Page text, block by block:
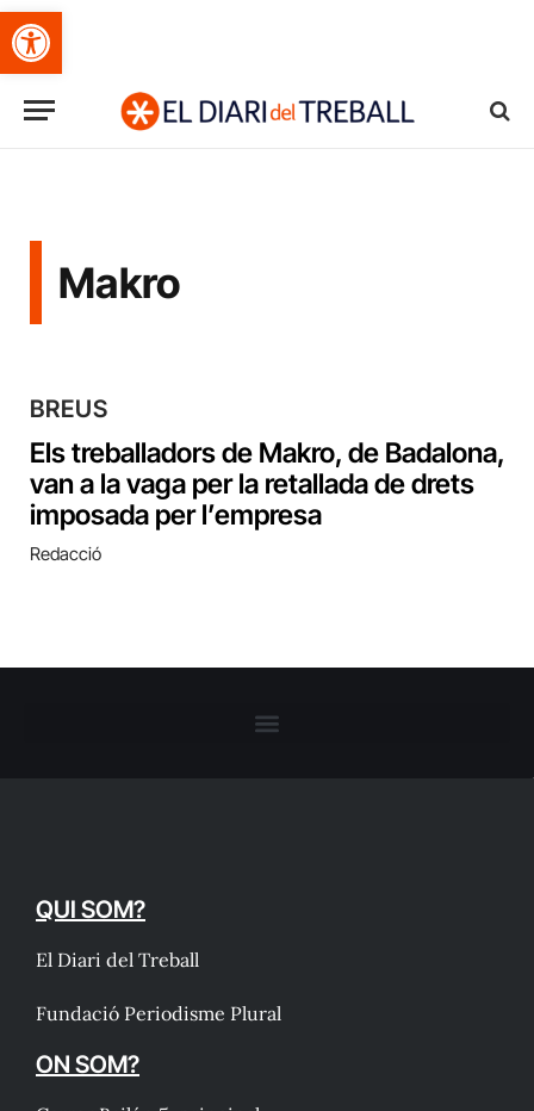
Obre la barra d'eines
Makro
BREUS
Els treballadors de Makro, de Badalona,
van a la vaga per la retallada de drets
imposada per l’empresa
Redacció
QUI SOM?
El Diari del Treball
Fundació Periodisme Plural
ON SOM?